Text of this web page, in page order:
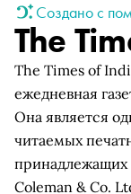
Создано с
The
The Times of
ежедневная
Она является
читаемых
принадлежащих
Coleman & Co.